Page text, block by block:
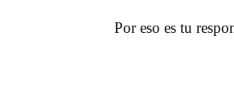
Por eso es tu